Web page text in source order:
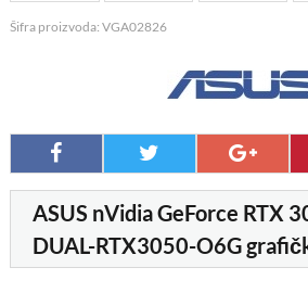
Šifra proizvoda: VGA02826
ASUS nVidia GeForce RTX
DUAL-RTX3050-O6G